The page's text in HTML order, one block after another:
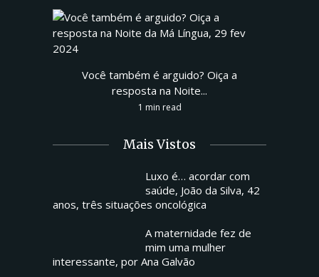
Você também é arguido? Oiça a
resposta na Noite...
1 min read
Mais Vistos
Luxo é… acordar com
saúde, João da Silva, 42
anos, três situações oncológica
A maternidade fez de
mim uma mulher
interessante, por Ana Galvão